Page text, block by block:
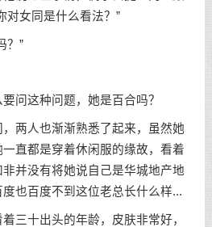
对女同是什么看法？”
？”
问这种问题，她是百合吗？
两人也渐渐熟悉了起来，虽然她
直都是穿着休闲服的缘故，看着
并没有将她说自己是华城地产地
也百度不到这位老总长什么样...
三十出头的年龄，皮肤非常好，